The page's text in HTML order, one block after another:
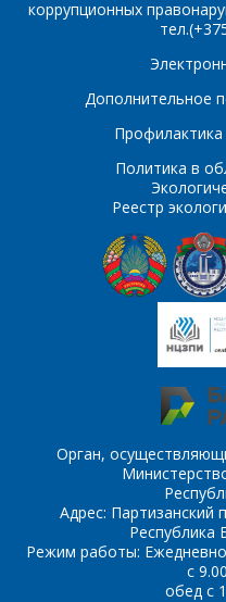
ПОИСК
коррупционных
Дополнительное
Профилактика
Политика в
Реестр
Орган,
Адрес: Партизанский
Республика
Режим работы:
с
обед с
Телефон
E-mail*
услуга,
услуга
Я
*-
поля